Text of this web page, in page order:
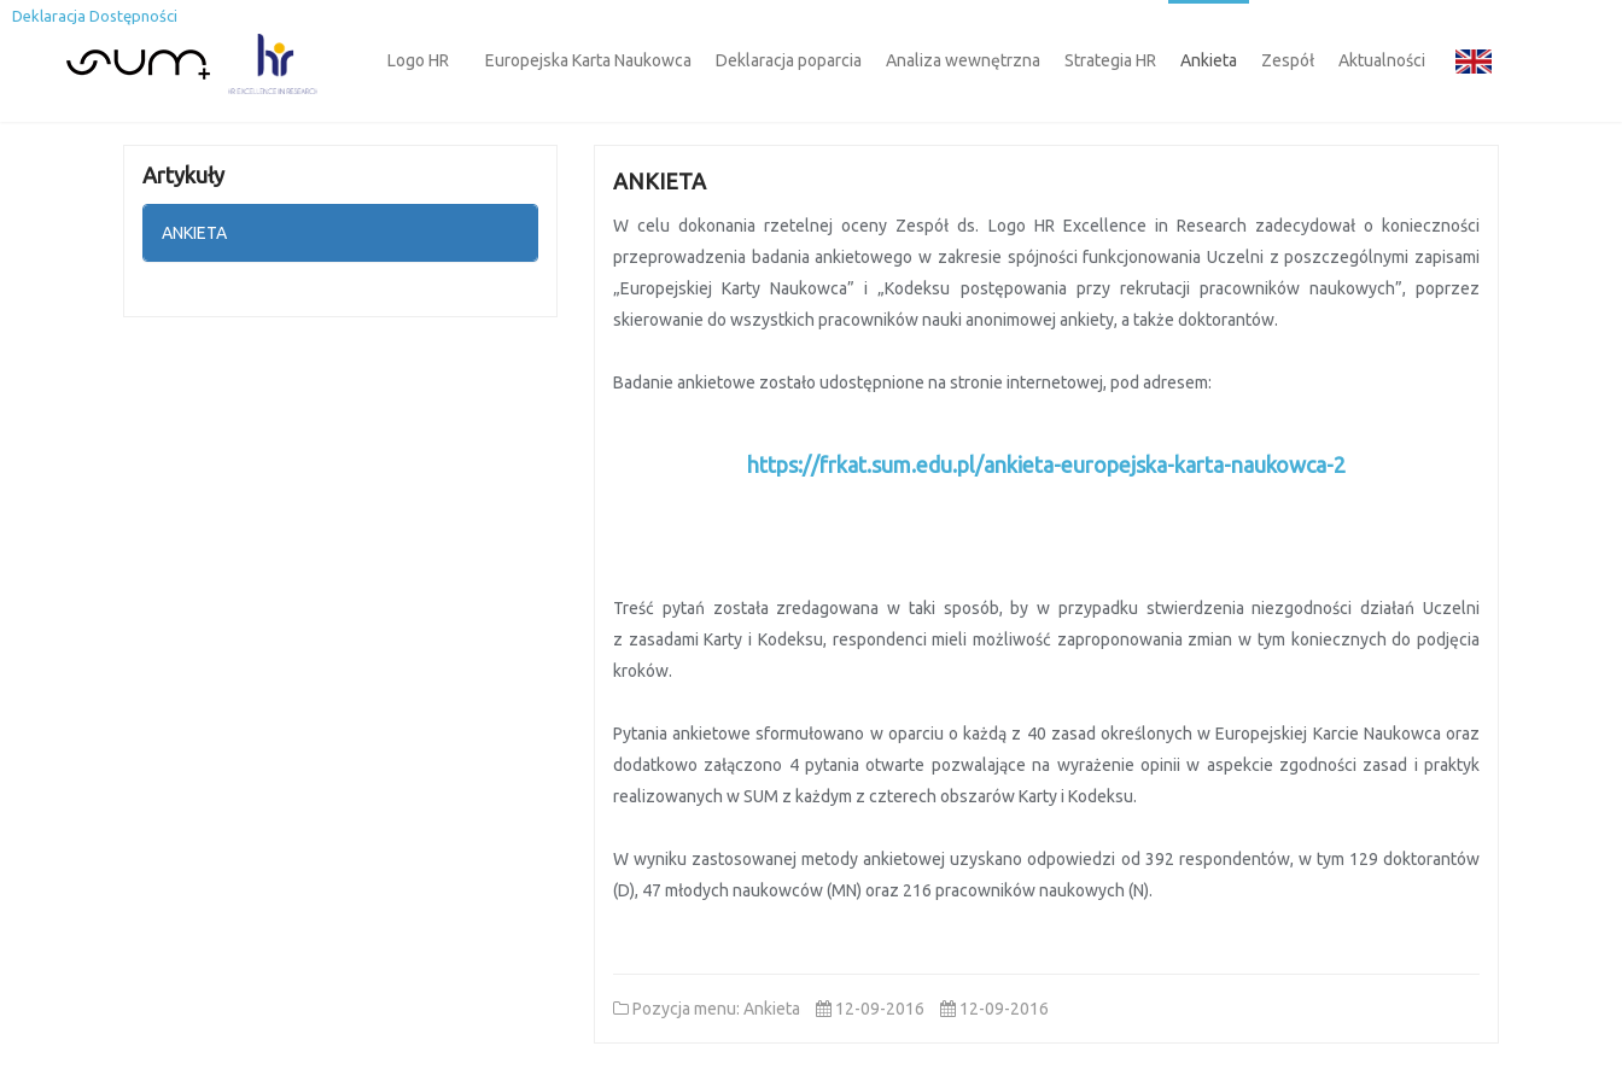
Deklaracja Dostępności
Logo HR Europejska Karta Naukowca Deklaracja poparcia Analiza wewnętrzna Strategia HR Ankieta Zespół Aktualności
Artykuły
ANKIETA
ANKIETA
W celu dokonania rzetelnej oceny Zespół ds. Logo HR Excellence in Research zadecydował o konieczności
przeprowadzenia badania ankietowego w zakresie spójności funkcjonowania Uczelni z poszczególnymi zapisami
„Europejskiej Karty Naukowca” i „Kodeksu postępowania przy rekrutacji pracowników naukowych”, poprzez
skierowanie do wszystkich pracowników nauki anonimowej ankiety, a także doktorantów.
Badanie ankietowe zostało udostępnione na stronie internetowej, pod adresem:
https://frkat.sum.edu.pl/ankieta-europejska-karta-naukowca-2
Treść pytań została zredagowana w taki sposób, by w przypadku stwierdzenia niezgodności działań Uczelni
z zasadami Karty i Kodeksu, respondenci mieli możliwość zaproponowania zmian w tym koniecznych do podjęcia
kroków.
Pytania ankietowe sformułowano w oparciu o każdą z 40 zasad określonych w Europejskiej Karcie Naukowca oraz
dodatkowo załączono 4 pytania otwarte pozwalające na wyrażenie opinii w aspekcie zgodności zasad i praktyk
realizowanych w SUM z każdym z czterech obszarów Karty i Kodeksu.
W wyniku zastosowanej metody ankietowej uzyskano odpowiedzi od 392 respondentów, w tym 129 doktorantów
(D), 47 młodych naukowców (MN) oraz 216 pracowników naukowych (N).
Pozycja menu: Ankieta 12-09-2016 12-09-2016